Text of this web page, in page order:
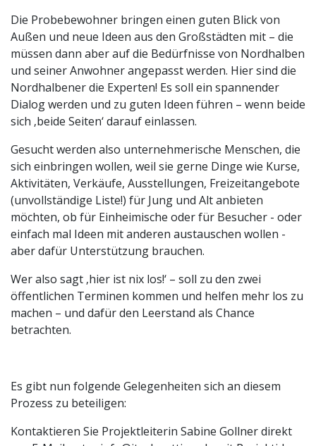
Die Probebewohner bringen einen guten Blick von
Außen und neue Ideen aus den Großstädten mit – die
müssen dann aber auf die Bedürfnisse von Nordhalben
und seiner Anwohner angepasst werden. Hier sind die
Nordhalbener die Experten! Es soll ein spannender
Dialog werden und zu guten Ideen führen – wenn beide
sich ‚beide Seiten‘ darauf einlassen.
Gesucht werden also unternehmerische Menschen, die
sich einbringen wollen, weil sie gerne Dinge wie Kurse,
Aktivitäten, Verkäufe, Ausstellungen, Freizeitangebote
(unvollständige Liste!) für Jung und Alt anbieten
möchten, ob für Einheimische oder für Besucher - oder
einfach mal Ideen mit anderen austauschen wollen -
aber dafür Unterstützung brauchen.
Wer also sagt ‚hier ist nix los!‘ – soll zu den zwei
öffentlichen Terminen kommen und helfen mehr los zu
machen – und dafür den Leerstand als Chance
betrachten.
Es gibt nun folgende Gelegenheiten sich an diesem
Prozess zu beteiligen:
Kontaktieren Sie Projektleiterin Sabine Gollner direkt